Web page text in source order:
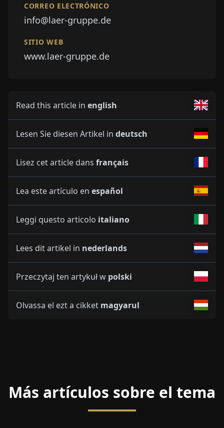
CORREO ELECTRÓNICO
info@laer-gruppe.de
SITIO WEB
www.laer-gruppe.de
Read this article in english
Lesen Sie diesen Artikel in deutsch
Lisez cet article dans français
Lea este artículo en español
Leggi questo articolo italiano
Lees dit artikel in nederlands
Przeczytaj ten artykuł w polski
Olvassa el ezt a cikket magyarul
Más artículos sobre el tema